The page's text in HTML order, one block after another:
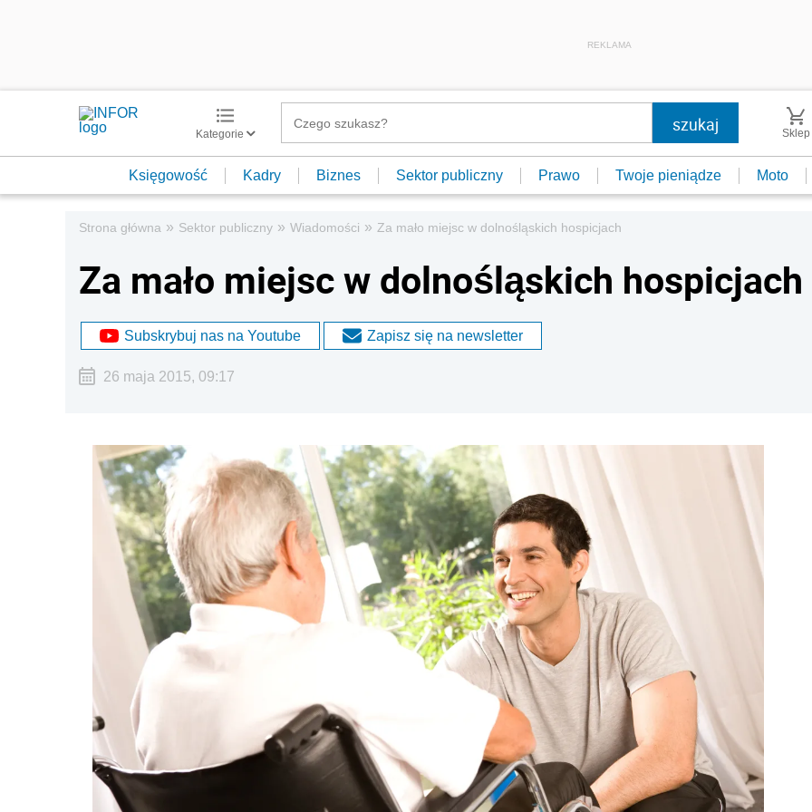
REKLAMA
Kategorie Sklep
Księgowość Kadry Biznes Sektor publiczny Prawo Twoje pieniądze Moto
Strona główna » Sektor publiczny » Wiadomości » Za mało miejsc w dolnośląskich hospicjach
Za mało miejsc w dolnośląskich hospicjach
Subskrybuj nas na Youtube Zapisz się na newsletter
26 maja 2015, 09:17